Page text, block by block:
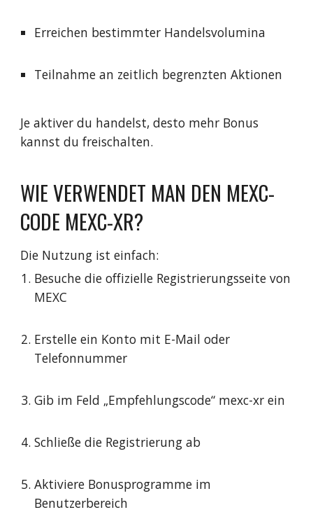
Erreichen bestimmter Handelsvolumina
Teilnahme an zeitlich begrenzten Aktionen
Je aktiver du handelst, desto mehr Bonus
kannst du freischalten.
WIE VERWENDET MAN DEN MEXC-
CODE MEXC-XR?
Die Nutzung ist einfach:
Besuche die offizielle Registrierungsseite von
MEXC
Erstelle ein Konto mit E-Mail oder
Telefonnummer
Gib im Feld „Empfehlungscode“ mexc-xr ein
Schließe die Registrierung ab
Aktiviere Bonusprogramme im
Benutzerbereich